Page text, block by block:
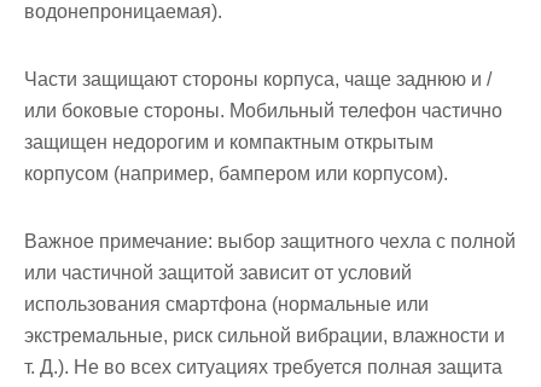
водонепроницаемая).
Части защищают стороны корпуса, чаще заднюю и /
или боковые стороны. Мобильный телефон частично
защищен недорогим и компактным открытым
корпусом (например, бампером или корпусом).
Важное примечание: выбор защитного чехла с полной
или частичной защитой зависит от условий
использования смартфона (нормальные или
экстремальные, риск сильной вибрации, влажности и
т. Д.). Не во всех ситуациях требуется полная защита